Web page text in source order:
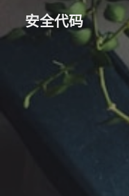
安全代码